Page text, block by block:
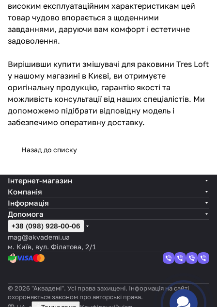
високим експлуатаційним характеристикам цей
товар чудово впорається з щоденними
завданнями, даруючи вам комфорт і естетичне
задоволення.
Вирішивши купити змішувачі для раковини Tres Loft
у нашому магазині в Києві, ви отримуєте
оригінальну продукцію, гарантію якості та
можливість консультації від наших спеціалістів. Ми
допоможемо підібрати відповідну модель і
забезпечимо оперативну доставку.
Назад до списку
Інтернет-магазин
Компанія
Інформація
Допомога
+38 (098) 928-00-06
mag@akvademi.ua
м. Київ, вул. Філатова, 2/1
© 2026 "Аквадемі". Усі права захищені. Інформація на сайті
охороняється законом про авторські права.